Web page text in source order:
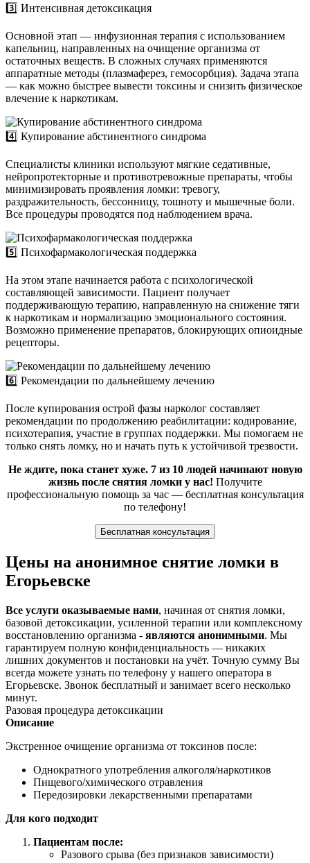
3️⃣ Интенсивная детоксикация
Основной этап — инфузионная терапия с использованием
капельниц, направленных на очищение организма от
остаточных веществ. В сложных случаях применяются
аппаратные методы (плазмаферез, гемосорбция). Задача этапа
— как можно быстрее вывести токсины и снизить физическое
влечение к наркотикам.
4️⃣ Купирование абстинентного синдрома
Специалисты клиники используют мягкие седативные,
нейропротекторные и противотревожные препараты, чтобы
минимизировать проявления ломки: тревогу,
раздражительность, бессонницу, тошноту и мышечные боли.
Все процедуры проводятся под наблюдением врача.
5️⃣ Психофармакологическая поддержка
На этом этапе начинается работа с психологической
составляющей зависимости. Пациент получает
поддерживающую терапию, направленную на снижение тяги
к наркотикам и нормализацию эмоционального состояния.
Возможно применение препаратов, блокирующих опиоидные
рецепторы.
6️⃣ Рекомендации по дальнейшему лечению
После купирования острой фазы нарколог составляет
рекомендации по продолжению реабилитации: кодирование,
психотерапия, участие в группах поддержки. Мы помогаем не
только снять ломку, но и начать путь к устойчивой трезвости.
Не ждите, пока станет хуже. 7 из 10 людей начинают новую
жизнь после снятия ломки у нас! Получите
профессиональную помощь за час — бесплатная консультация
по телефону!
Бесплатная консультация
Цены на анонимное снятие ломки в
Егорьевске
Все услуги оказываемые нами, начиная от снятия ломки,
базовой детоксикации, усиленной терапии или комплексному
восстановлению организма - являются анонимными. Мы
гарантируем полную конфиденциальность — никаких
лишних документов и постановки на учёт. Точную сумму Вы
всегда можете узнать по телефону у нашего оператора в
Егорьевске. Звонок бесплатный и занимает всего несколько
минут.
Разовая процедура детоксикации
Описание
Экстренное очищение организма от токсинов после:
Однократного употребления алкоголя/наркотиков
Пищевого/химического отравления
Передозировки лекарственными препаратами
Для кого подходит
Пациентам после:
Разового срыва (без признаков зависимости)